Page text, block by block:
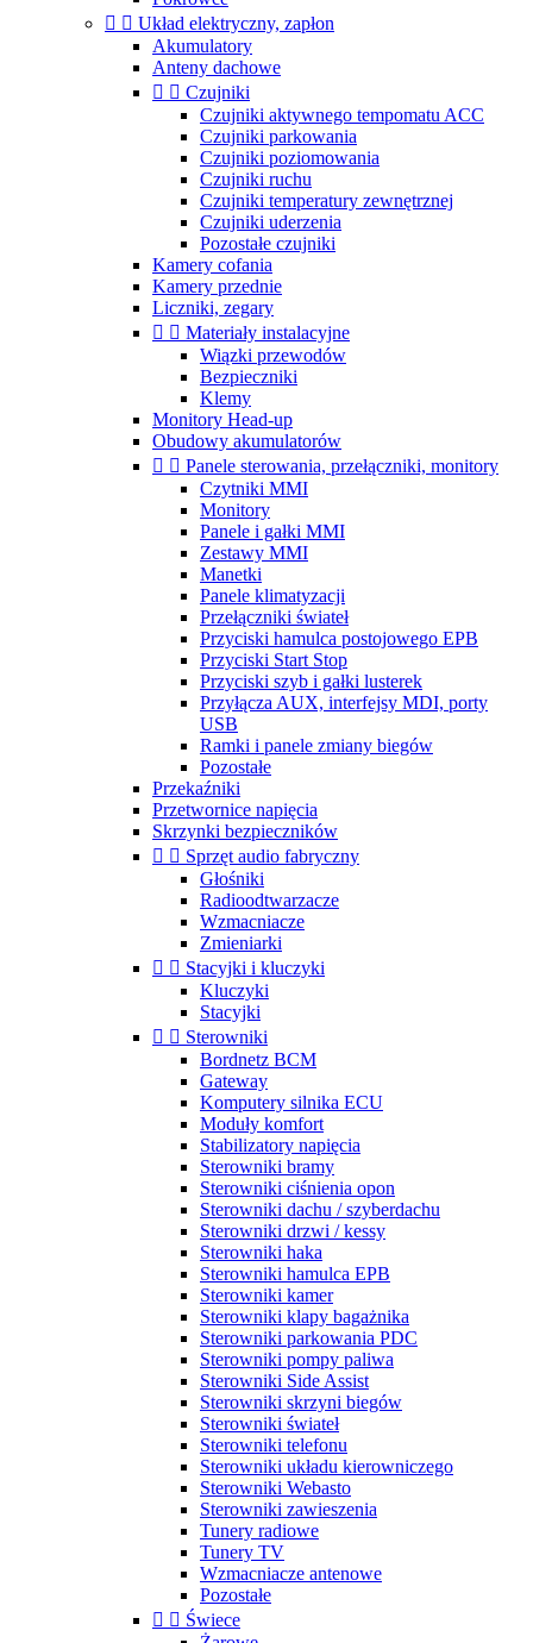
  Układ elektryczny, zapłon
Akumulatory
Anteny dachowe
  Czujniki
Czujniki aktywnego tempomatu ACC
Czujniki parkowania
Czujniki poziomowania
Czujniki ruchu
Czujniki temperatury zewnętrznej
Czujniki uderzenia
Pozostałe czujniki
Kamery cofania
Kamery przednie
Liczniki, zegary
  Materiały instalacyjne
Wiązki przewodów
Bezpieczniki
Klemy
Monitory Head-up
Obudowy akumulatorów
  Panele sterowania, przełączniki, monitory
Czytniki MMI
Monitory
Panele i gałki MMI
Zestawy MMI
Manetki
Panele klimatyzacji
Przełączniki świateł
Przyciski hamulca postojowego EPB
Przyciski Start Stop
Przyciski szyb i gałki lusterek
Przyłącza AUX, interfejsy MDI, porty
USB
Ramki i panele zmiany biegów
Pozostałe
Przekaźniki
Przetwornice napięcia
Skrzynki bezpieczników
  Sprzęt audio fabryczny
Głośniki
Radioodtwarzacze
Wzmacniacze
Zmieniarki
  Stacyjki i kluczyki
Kluczyki
Stacyjki
  Sterowniki
Bordnetz BCM
Gateway
Komputery silnika ECU
Moduły komfort
Stabilizatory napięcia
Sterowniki bramy
Sterowniki ciśnienia opon
Sterowniki dachu / szyberdachu
Sterowniki drzwi / kessy
Sterowniki haka
Sterowniki hamulca EPB
Sterowniki kamer
Sterowniki klapy bagażnika
Sterowniki parkowania PDC
Sterowniki pompy paliwa
Sterowniki Side Assist
Sterowniki skrzyni biegów
Sterowniki świateł
Sterowniki telefonu
Sterowniki układu kierowniczego
Sterowniki Webasto
Sterowniki zawieszenia
Tunery radiowe
Tunery TV
Wzmacniacze antenowe
Pozostałe
  Świece